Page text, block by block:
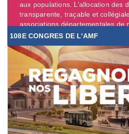
aux populations. L’allocation des
transparente, traçable et
associations départementales de
108E CONGRES DE L'AMF